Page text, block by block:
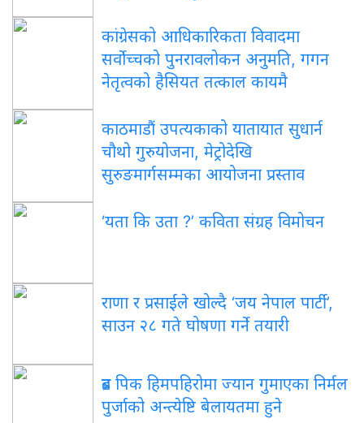
कांग्रेसको आधिकारिकता विवादमा
सर्वोच्चको पुनरावलोकन अनुमति, गगन
नेतृत्वको हैसियत तत्काल कायमै
काठमाडौं उपत्यकाको यातायात सुधार्न
चौथो गुरुयोजना, मेट्रोदेखि
सुरुङमार्गसम्मका आयोजना प्रस्ताव
‘यता कि उता ?’ कविता संग्रह विमोचन
राणा र प्रसाईंले खोल्दै ‘जय नेपाल पार्टी’,
साउन २८ गते घोषणा गर्ने तयारी
ब्रड पिक हिमपहिरोमा ज्यान गुमाएका निर्मल
पुर्जाको अन्त्येष्टि बेलायतमा हुने